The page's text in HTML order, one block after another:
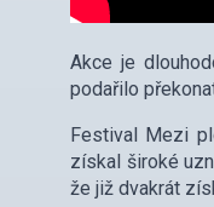
Akce je
podařilo
Festival Mezi
získal široké
že již dvakrát